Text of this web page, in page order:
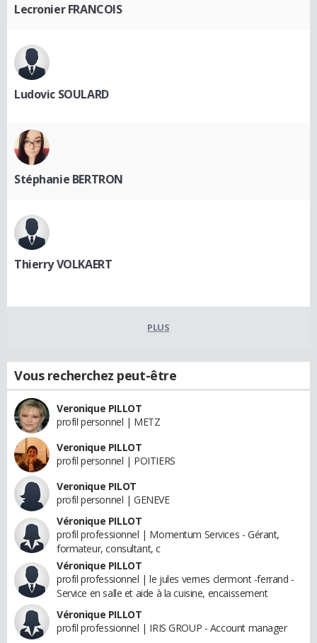
Lecronier FRANCOIS
Ludovic SOULARD
Stéphanie BERTRON
Thierry VOLKAERT
PLUS
Vous recherchez peut-être
Veronique PILLOT
profil personnel | METZ
Veronique PILLOT
profil personnel | POITIERS
Veronique PILOT
profil personnel | GENEVE
Véronique PILLOT
profil professionnel | Momentum Services - Gérant,
formateur, consultant, c
Véronique PILLOT
profil professionnel | le jules vernes clermont -ferrand -
Service en salle et aide à la cuisine, encaissement
Véronique PILLOT
profil professionnel | IRIS GROUP - Account manager